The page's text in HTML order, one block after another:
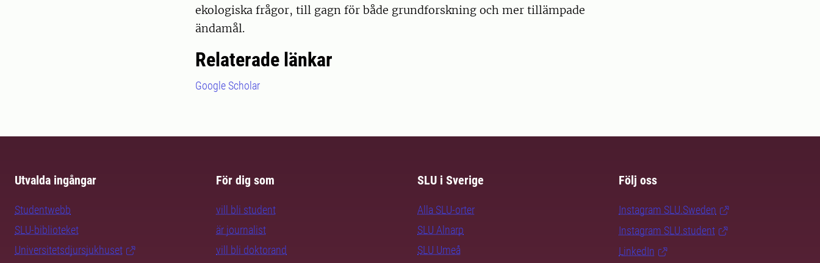
ekologiska frågor, till gagn för både grundforskning och mer tillämpade
ändamål.
Relaterade länkar
Google Scholar
Utvalda ingångar
Studentwebb
SLU-biblioteket
Universitetsdjursjukhuset
För dig som
vill bli student
är journalist
vill bli doktorand
SLU i Sverige
Alla SLU-orter
SLU Alnarp
SLU Umeå
Följ oss
Instagram SLU.Sweden
Instagram SLU.student
LinkedIn